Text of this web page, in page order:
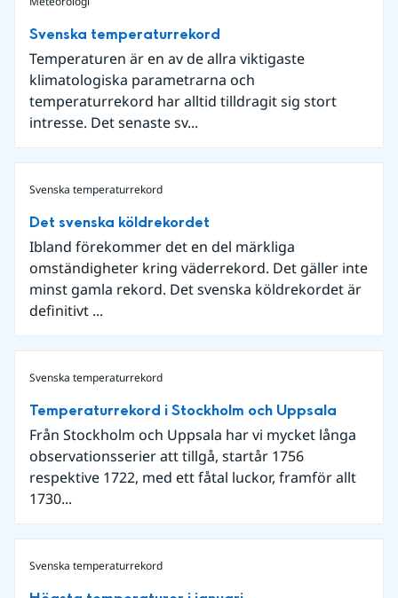
Svenska temperaturrekord
Temperaturen är en av de allra viktigaste
klimatologiska parametrarna och
temperaturrekord har alltid tilldragit sig stort
intresse. Det senaste sv...
Svenska temperaturrekord
Det svenska köldrekordet
Ibland förekommer det en del märkliga
omständigheter kring väderrekord. Det gäller inte
minst gamla rekord. Det svenska köldrekordet är
definitivt ...
Svenska temperaturrekord
Temperaturrekord i Stockholm och Uppsala
Från Stockholm och Uppsala har vi mycket långa
observationsserier att tillgå, startår 1756
respektive 1722, med ett fåtal luckor, framför allt
1730...
Svenska temperaturrekord